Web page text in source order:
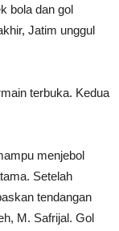
bola dan gol
Jatim unggul
terbuka. Kedua
menjebol
Setelah
tendangan
M. Safrijal. Gol